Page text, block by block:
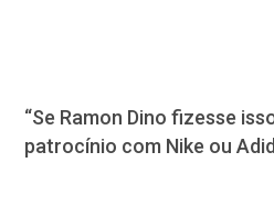
“Se Ramon Dino fizesse
patrocínio com Nike ou